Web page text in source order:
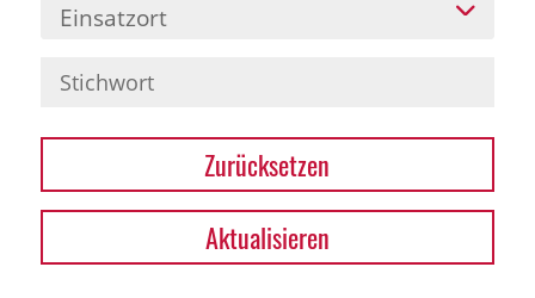
Einsatzort
Zurücksetzen
Aktualisieren